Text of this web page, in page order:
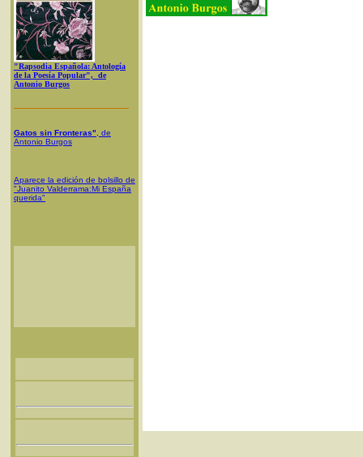
"Rapsodia Española: Antología
de la Poesía Popular", de
Antonio Burgos
Gatos sin Fronteras" , de
Antonio Burgos
Aparece la edición de bolsillo de
"Juanito Valderrama:Mi España
querida"